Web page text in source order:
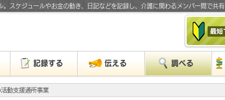
スケジュールやお金の動き、日記などを記録し、介護に関わるメンバー間で共有
記録する 伝える 調べる
活動支援通所事業